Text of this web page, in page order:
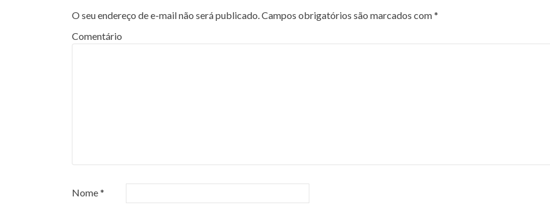
O seu endereço de e-mail não será publicado. Campos obrigatórios são marcados com*
Comentário
Nome*